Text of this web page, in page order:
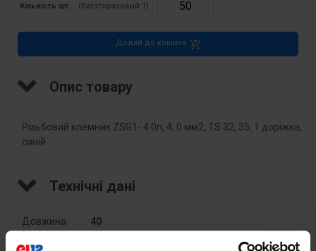
Кількість шт. (багаторазовий:1 )
Додай до кошика
Опис товару
Різьбовий клемник ZSG1- 4.0n, 4, 0 мм2, TS 32, 35, 1 доріжка,
синій
Технічні дані
Довжина
[мм]
40